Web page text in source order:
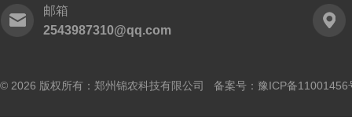
邮箱
2543987310@qq.com
© 2026 版权所有：郑州锦农科技有限公司 备案号： 豫ICP备11001456